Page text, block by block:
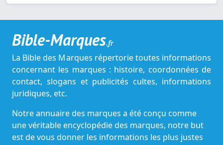
Bible-Marques.fr
La Bible des Marques répertorie toutes informations
concernant les marques : histoire, coordonnées de
contact, slogans et publicités cultes, informations
juridiques, etc.
Notre annuaire des marques a été conçu comme
une véritable encyclopédie des marques, notre but
est de vous donner les informations les plus justes